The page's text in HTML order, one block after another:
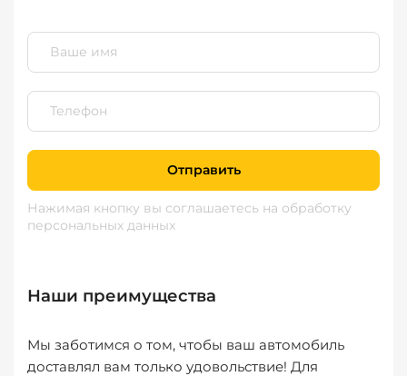
Отправить
Нажимая кнопку вы соглашаетесь на обработку
персональных данных
Наши преимущества
Мы заботимся о том, чтобы ваш автомобиль
доставлял вам только удовольствие! Для